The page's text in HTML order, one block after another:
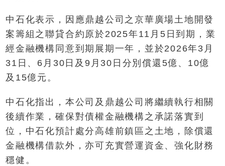
中石化表示，因應鼎越公司之京華廣場土地開發
案籌組之聯貸合約原於2025年11月5日到期，業
經金融機構同意到期展期一年，並於2026年3月
31日、6月30日及9月30日分別償還5億、10億
及15億元。
中石化指出，本公司及鼎越公司將繼續執行相關
後續作業，確保對債權金融機構之承諾落實到
位，中石化預計處分高雄前鎮區之土地，除償還
金融機構借款外，亦可充實營運資金、強化財務
穩健。